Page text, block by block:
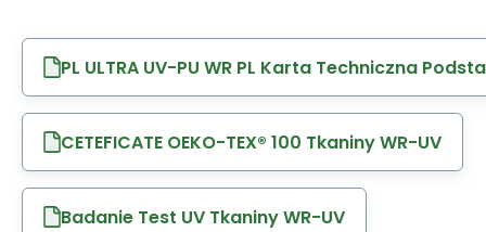
PL ULTRA UV-PU WR PL Karta Techniczna
CETEFICATE OEKO-TEX® 100 Tkaniny WR-UV
Badanie Test UV Tkaniny WR-UV